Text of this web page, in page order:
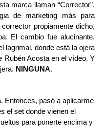
marca llaman “Corrector”.
de marketing más para
propiamente dicho,
El cambio fue alucinante.
lagrimal, donde está la ojera
Rubén Acosta en el vídeo. Y
NINGUNA.
Entonces, pasó a aplicarme
el set donde vienen el
para ponerte encima y